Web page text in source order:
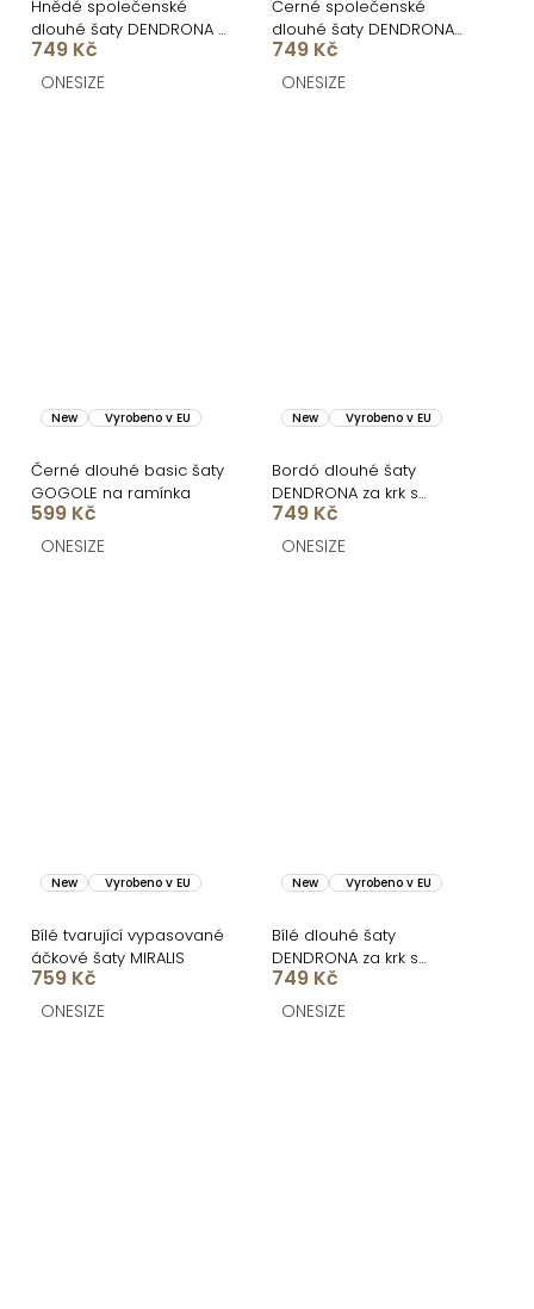
Hnědé společenské
dlouhé šaty DENDRONA s
výstřihem
749 Kč
ONESIZE
Černé společenské
dlouhé šaty DENDRONA
za krk s výstřihem
749 Kč
ONESIZE
New Vyrobeno v EU
Černé dlouhé basic šaty
GOGOLE na ramínka
599 Kč
ONESIZE
New Vyrobeno v EU
Bordó dlouhé šaty
DENDRONA za krk s
výstřihem
749 Kč
ONESIZE
New Vyrobeno v EU
Bílé tvarující vypasované
áčkové šaty MIRALIS
759 Kč
ONESIZE
New Vyrobeno v EU
Bílé dlouhé šaty
DENDRONA za krk s
výstřihem
749 Kč
ONESIZE